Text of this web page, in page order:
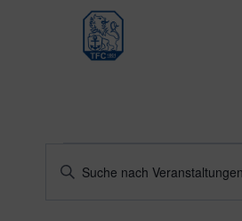
Veranstaltungen
Bitte